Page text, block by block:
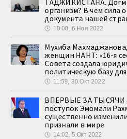
организм? В чём сила
документа нашей
🕔 10:00, 6.Ноя 2022
Мухиба
женщин НАНТ: «16-я
Совета создала
политическую базу
🕔 11:59, 30.Окт 2022
ВПЕРВЫЕ ЗА ТЫСЯЧИ
поступок Эмомали
существенно
признали в мире
🕔 14:02, 5.Окт 2022